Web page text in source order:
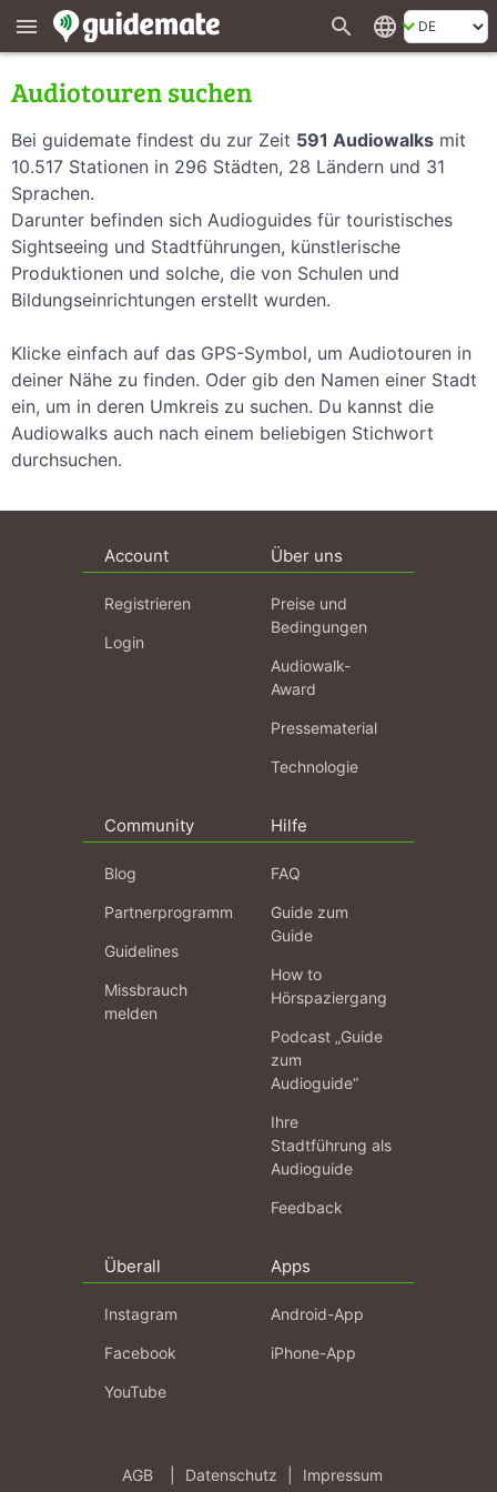
menu search language
Audiotouren suchen
Bei guidemate findest du zur Zeit 591 Audiowalks mit
10.517 Stationen in 296 Städten, 28 Ländern und 31
Sprachen.
Darunter befinden sich Audioguides für touristisches
Sightseeing und Stadtführungen, künstlerische
Produktionen und solche, die von Schulen und
Bildungseinrichtungen erstellt wurden.
Klicke einfach auf das GPS-Symbol, um Audiotouren in
deiner Nähe zu finden. Oder gib den Namen einer Stadt
ein, um in deren Umkreis zu suchen. Du kannst die
Audiowalks auch nach einem beliebigen Stichwort
durchsuchen.
Account
Registrieren
Login
Über uns
Preise und
Bedingungen
Audiowalk-
Award
Pressematerial
Technologie
Community
Blog
Partnerprogramm
Guidelines
Missbrauch
melden
Hilfe
FAQ
Guide zum
Guide
How to
Hörspaziergang
Podcast „Guide
zum
Audioguide“
Ihre
Stadtführung als
Audioguide
Feedback
Überall
Instagram
Facebook
YouTube
Apps
Android-App
iPhone-App
AGB Datenschutz Impressum